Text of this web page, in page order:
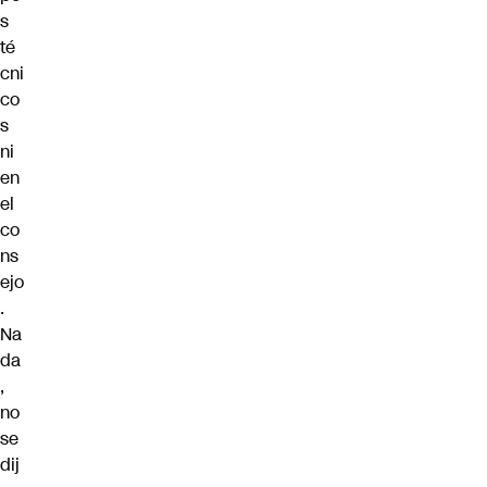
s
té
cni
co
s
ni
en
el
co
ns
ejo
.
Na
da
,
no
se
dij